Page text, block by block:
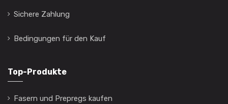
Sichere Zahlung
Bedingungen für den Kauf
Top-Produkte
Fasern und Prepregs kaufen